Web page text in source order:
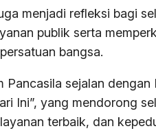
menjadi refleksi bagi
publik serta
bangsa.
sejalan dengan
Ini”, yang mendorong
terbaik, dan